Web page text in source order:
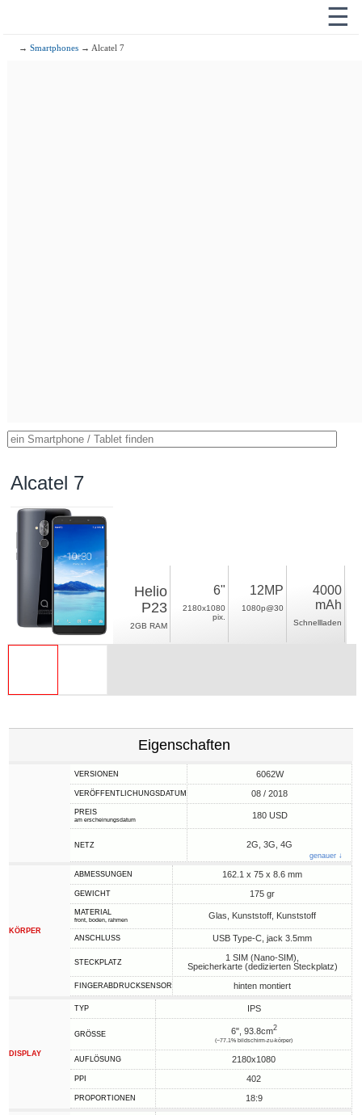
☰
→Smartphones → Alcatel 7
Alcatel 7
Helio
P23
2GB RAM
6"
2180x1080
pix.
12MP
1080p@30
4000
mAh
Schnellladen
Eigenschaften
VERSIONEN 6062W
VERÖFFENTLICHUNGSDATUM 08 / 2018
PREIS
am erscheinungsdatum 180 USD
NETZ 2G, 3G, 4G
genauer ↓
KÖRPER
ABMESSUNGEN 162.1 x 75 x 8.6 mm
GEWICHT 175 gr
MATERIAL
front, boden, rahmen Glas, Kunststoff, Kunststoff
ANSCHLUSS USB Type-C, jack 3.5mm
STECKPLATZ
1 SIM (Nano-SIM),
Speicherkarte (dedizierten Steckplatz)
FINGERABDRUCKSENSOR hinten montiert
DISPLAY
TYP IPS
GRÖSSE 6", 93.8cm2
(~77.1% bildschirm-zu-körper)
AUFLÖSUNG 2180x1080
PPI 402
PROPORTIONEN 18:9